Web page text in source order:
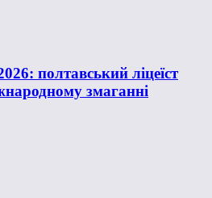
полтавський ліцеїст
змаганні